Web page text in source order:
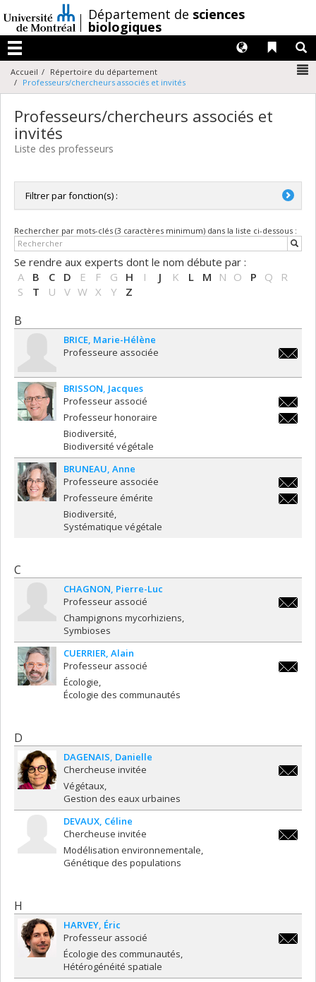
au
contenu
/Département de sciences
biologiques
Menu
Liens
Langues
Accueil
Répertoire du département
Professeurs/chercheurs associés et invités
Professeurs/chercheurs associés et
invités
Liste des professeurs
Filtrer par fonction(s) :
Chercheuse invitée / Chercheur invité
Professeure associée / Professeur associé
Professeure honoraire / Professeur honoraire
Professeure émérite / Professeur émérite
Rechercher par mots-clés (3 caractères minimum) dans la liste ci-dessous :
Se rendre aux experts dont le nom débute par :
A
B C D E F G H I J K L M N O P Q
R
S
T U V W X Y Z
B
BRICE Marie-Hélène
Professeure associée
BRISSON Jacques
Professeur associé
Professeur honoraire
Biodiversité
Biodiversité végétale
BRUNEAU Anne
Professeure associée
Professeure émérite
Biodiversité
Systématique végétale
C
CHAGNON Pierre-Luc
Professeur associé
Champignons mycorhiziens
Symbioses
CUERRIER Alain
Professeur associé
Écologie
Écologie des communautés
D
DAGENAIS Danielle
Chercheuse invitée
Végétaux
Gestion des eaux urbaines
DEVAUX Céline
Chercheuse invitée
Modélisation environnementale
Génétique des populations
H
HARVEY Éric
Professeur associé
Écologie des communautés
Hétérogénéité spatiale